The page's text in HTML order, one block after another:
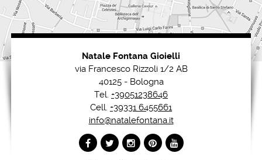
Natale Fontana Gioielli
via Francesco Rizzoli 1/2 AB
40125 - Bologna
Tel. +39051238646
Cell. +39331 6455661
info@natalefontana.it